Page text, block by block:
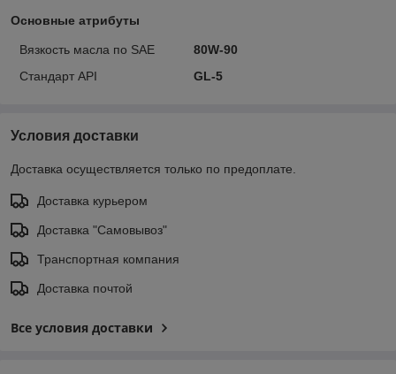
Основные атрибуты
Вязкость масла по SAE
80W-90
Стандарт API
GL-5
Условия доставки
Доставка осуществляется только по предоплате.
Доставка курьером
Доставка "Самовывоз"
Транспортная компания
Доставка почтой
Все условия доставки